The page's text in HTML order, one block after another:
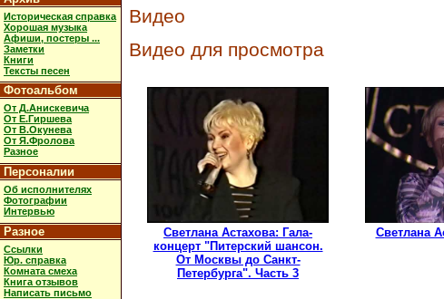
Историческая справка
Хорошая музыка
Афиши, постеры ...
Заметки
Книги
Тексты песен
Фотоальбом
От Д.Анискевича
От Е.Гиршева
От В.Окунева
От Я.Фролова
Разное
Персоналии
Об исполнителях
Фотографии
Интервью
Разное
Ссылки
Юр. справка
Комната смеха
Книга отзывов
Написать письмо
Видео
Видео для просмотра
Светлана Астахова: Гала-
концерт "Питерский шансон.
От Москвы до Санкт-
Петербурга". Часть 3
Светлана